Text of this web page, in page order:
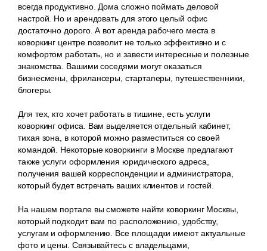
всегда продуктивно. Дома сложно поймать деловой
настрой. Но и арендовать для этого целый офис
достаточно дорого. А вот аренда рабочего места в
коворкинг центре позволит не только эффективно и с
комфортом работать, но и завести интересные и полезные
знакомства. Вашими соседями могут оказаться
бизнесмены, фрилансеры, стартаперы, путешественники,
блогеры.
Для тех, кто хочет работать в тишине, есть услуги
коворкинг офиса. Вам выделяется отдельный кабинет,
тихая зона, в которой можно разместиться со своей
командой. Некоторые коворкинги в Москве предлагают
также услуги оформления юридического адреса,
получения вашей корреспонденции и администратора,
который будет встречать ваших клиентов и гостей.
На нашем портале вы сможете найти коворкинг Москвы,
который подходит вам по расположению, удобству,
услугам и оформлению. Все площадки имеют актуальные
фото и цены. Связывайтесь с владельцами,